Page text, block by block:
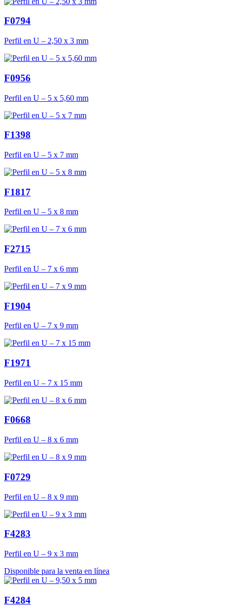
F0794
Perfil en U – 2,50 x 3 mm
F0956
Perfil en U – 5 x 5,60 mm
F1398
Perfil en U – 5 x 7 mm
F1817
Perfil en U – 5 x 8 mm
F2715
Perfil en U – 7 x 6 mm
F1904
Perfil en U – 7 x 9 mm
F1971
Perfil en U – 7 x 15 mm
F0668
Perfil en U – 8 x 6 mm
F0729
Perfil en U – 8 x 9 mm
F4283
Perfil en U – 9 x 3 mm
Disponible para la venta en línea
F4284